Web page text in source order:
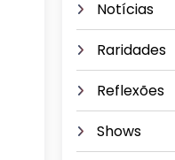
Notícias
Raridades
Reflexões
Shows